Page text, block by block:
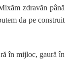
zdravăn până
da pe construit
în mijloc, gaură în